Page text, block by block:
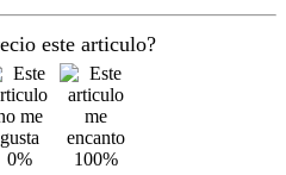
este articulo?
0% 100%